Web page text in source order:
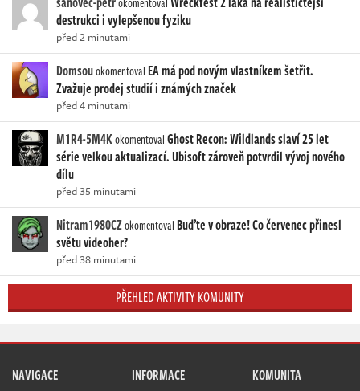
destrukci i vylepšenou fyziku
před 2 minutami
Domsouokomentoval EA má pod novým vlastníkem šetřit.
Zvažuje prodej studií i známých značek
před 4 minutami
M1R4-5M4KokomentovalGhost Recon: Wildlands slaví 25 let
série velkou aktualizací. Ubisoft zároveň potvrdil vývoj nového
dílu
před 35 minutami
Nitram1980CZokomentoval Buďte v obraze! Co červenec přinesl
světu videoher?
před 38 minutami
PŘEHLED AKTIVITY KOMUNITY
NAVIGACE INFORMACE KOMUNITA